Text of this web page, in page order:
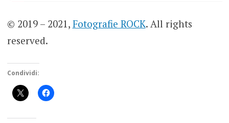
© 2019 – 2021, Fotografie ROCK. All rights
reserved.
Condividi: